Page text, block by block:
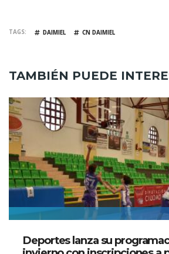
TAGS DAIMIEL CN DAIMIEL
TAMBIÉN PUEDE
Deportes lanza su